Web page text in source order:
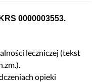
0000003553.
leczniczej (tekst
opieki